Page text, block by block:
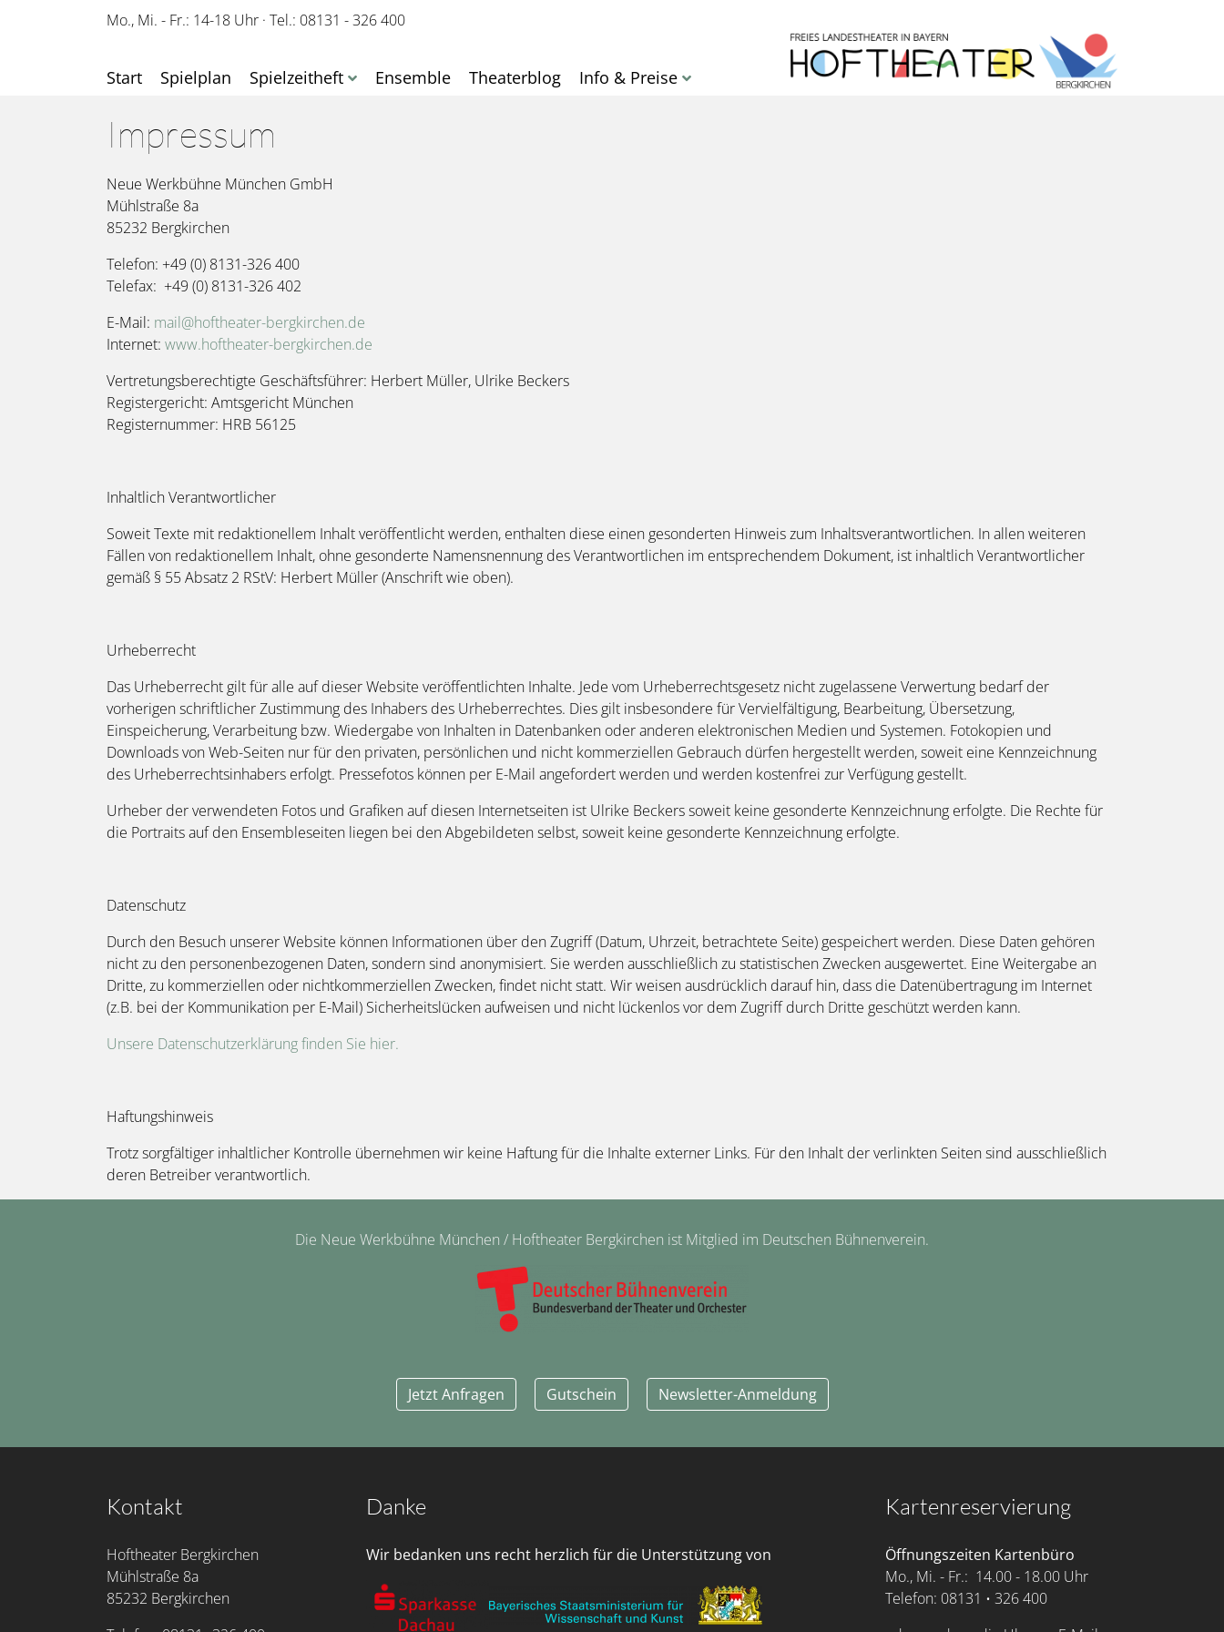
Mo., Mi. - Fr.: 14-18 Uhr · Tel.: 08131 - 326 400
Start Spielplan Spielzeitheft Ensemble Theaterblog Info & Preise
Impressum
Neue Werkbühne München GmbH
Mühlstraße 8a
85232 Bergkirchen
Telefon: +49 (0) 8131-326 400
Telefax: +49 (0) 8131-326 402
E-Mail: mail@hoftheater-bergkirchen.de
Internet: www.hoftheater-bergkirchen.de
Vertretungsberechtigte Geschäftsführer: Herbert Müller, Ulrike Beckers
Registergericht: Amtsgericht München
Registernummer: HRB 56125
Inhaltlich Verantwortlicher
Soweit Texte mit redaktionellem Inhalt veröffentlicht werden, enthalten diese einen gesonderten Hinweis zum Inhaltsverantwortlichen. In allen weiteren
Fällen von redaktionellem Inhalt, ohne gesonderte Namensnennung des Verantwortlichen im entsprechendem Dokument, ist inhaltlich Verantwortlicher
gemäß § 55 Absatz 2 RStV: Herbert Müller (Anschrift wie oben).
Urheberrecht
Das Urheberrecht gilt für alle auf dieser Website veröffentlichten Inhalte. Jede vom Urheberrechtsgesetz nicht zugelassene Verwertung bedarf der
vorherigen schriftlicher Zustimmung des Inhabers des Urheberrechtes. Dies gilt insbesondere für Vervielfältigung, Bearbeitung, Übersetzung,
Einspeicherung, Verarbeitung bzw. Wiedergabe von Inhalten in Datenbanken oder anderen elektronischen Medien und Systemen. Fotokopien und
Downloads von Web-Seiten nur für den privaten, persönlichen und nicht kommerziellen Gebrauch dürfen hergestellt werden, soweit eine Kennzeichnung
des Urheberrechtsinhabers erfolgt. Pressefotos können per E-Mail angefordert werden und werden kostenfrei zur Verfügung gestellt.
Urheber der verwendeten Fotos und Grafiken auf diesen Internetseiten ist Ulrike Beckers soweit keine gesonderte Kennzeichnung erfolgte. Die Rechte für
die Portraits auf den Ensembleseiten liegen bei den Abgebildeten selbst, soweit keine gesonderte Kennzeichnung erfolgte.
Datenschutz
Durch den Besuch unserer Website können Informationen über den Zugriff (Datum, Uhrzeit, betrachtete Seite) gespeichert werden. Diese Daten gehören
nicht zu den personenbezogenen Daten, sondern sind anonymisiert. Sie werden ausschließlich zu statistischen Zwecken ausgewertet. Eine Weitergabe an
Dritte, zu kommerziellen oder nichtkommerziellen Zwecken, findet nicht statt. Wir weisen ausdrücklich darauf hin, dass die Datenübertragung im Internet
(z.B. bei der Kommunikation per E-Mail) Sicherheitslücken aufweisen und nicht lückenlos vor dem Zugriff durch Dritte geschützt werden kann.
Unsere Datenschutzerklärung finden Sie hier.
Haftungshinweis
Trotz sorgfältiger inhaltlicher Kontrolle übernehmen wir keine Haftung für die Inhalte externer Links. Für den Inhalt der verlinkten Seiten sind ausschließlich
deren Betreiber verantwortlich.
Die Neue Werkbühne München / Hoftheater Bergkirchen ist Mitglied im Deutschen Bühnenverein.
Jetzt Anfragen Gutschein Newsletter-Anmeldung
Kontakt
Hoftheater Bergkirchen
Mühlstraße 8a
85232 Bergkirchen
Danke
Wir bedanken uns recht herzlich für die Unterstützung von
Kartenreservierung
Öffnungszeiten Kartenbüro
Mo., Mi. - Fr.: 14.00 - 18.00 Uhr
Telefon: 08131 • 326 400